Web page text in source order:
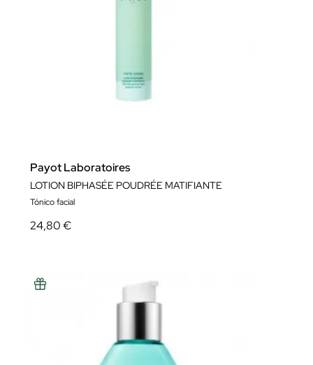
Payot Laboratoires
LOTION BIPHASÉE POUDRÉE MATIFIANTE
Tónico facial
24,80 €